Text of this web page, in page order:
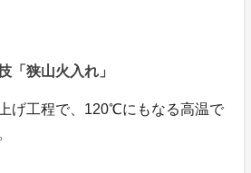
「狭山火入れ」
げ工程で、120℃にもなる高温で